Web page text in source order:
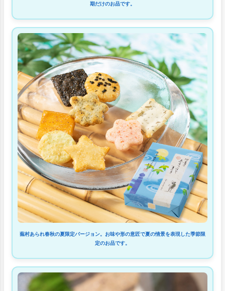
期だけのお品です。
蕪村あられ春秋の夏限定バージョン。お味や形の意匠で夏の情景を表現した季節限
定のお品です。